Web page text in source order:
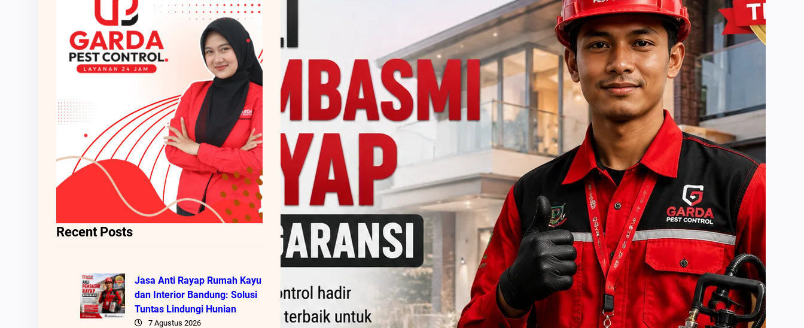
Recent Posts
Jasa Anti Rayap Rumah Kayu
dan Interior Bandung: Solusi
Tuntas Lindungi Hunian
7 Agustus 2026